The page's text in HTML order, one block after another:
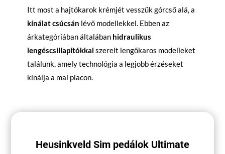
Itt most a hajtókarok krémjét vesszük górcső alá, a
kínálat csúcsán lévő modellekkel. Ebben az
árkategóriában általában hidraulikus
lengéscsillapítókkal szerelt lengőkaros modelleket
találunk, amely technológia a legjobb érzéseket
kínálja a mai piacon.
Heusinkveld Sim pedálok Ultimate